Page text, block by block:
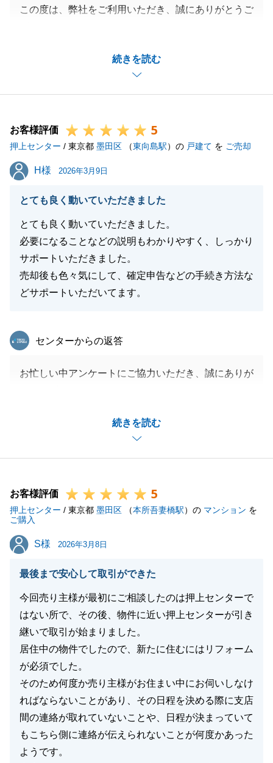
続きを読む
この度は、弊社をご利用いただき、誠にありがとうご
とのこと、大変嬉しく思います。
一方で、最終的なお支払金額のご案内の遅さや、鍵交
換のご提案という点でご期待に沿えず大変申し訳ござ
次回購入予定の件も承っておりますので、その際は
100％ご満足いただけるよう、尽力させていただきま
す。
些細なことでも結構ですので、不動産に関するご相談
やご質問等ございましたら、お気軽にご連絡ください
I様皆様のご新居での新生活が充実したものになりま
すよう、心より祈念しております。
お客様評価 5
押上センター / 東京都 墨田区 （東向島駅）の 戸建て を ご売却
H様
H様 2026年3月9日
とても良く動いていただきました
とても良く動いていただきました。
必要になることなどの説明もわかりやすく、しっかり
サポートいただきました。
売却後も色々気にして、確定申告などの手続き方法な
どサポートいただいてます。
続きを読む
東急リバブル
センターからの返答
お忙しい中アンケートにご協力いただき、誠にありが
りサポートいただきました。」といった、身に余る光
栄なお言葉をいただき、大変感激しております。
H様の大切なご資産をご売却するという重要なミッシ
にとっても大きな自信となりました。
これまでのH様のご協力と、私を信頼して任せてくだ
さったことに、改めて深く感謝申し上げます。
お引渡しは完了いたしましたが、今後も不動産に関す
にお困りの方がいらっしゃいましたら、いつでもお気
軽にご相談いただければ幸いです。
最後になりますが、H様の今後の益々のご多幸を心よ
りお祈り申し上げます。
閉じる
お客様評価 5
押上センター / 東京都 墨田区 （本所吾妻橋駅）の マンション を
ご購入
S様
S様 2026年3月8日
最後まで安心して取引ができた
今回売り主様が最初にご相談したのは押上センターで
はない所で、その後、物件に近い押上センターが引き
継いで取引が始まりました。
居住中の物件でしたので、新たに住むにはリフォーム
が必須でした。
そのため何度か売り主様がお住まい中にお伺いしなけ
ればならないことがあり、その日程を決める際に支店
間の連絡が取れていないことや、日程が決まっていて
もこちら側に連絡が伝えられないことが何度かあった
ようです。